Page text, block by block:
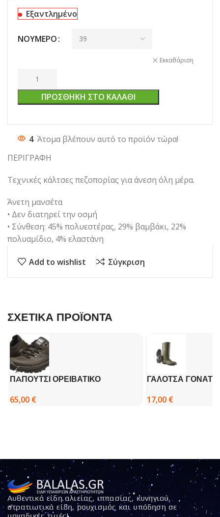
Εξαντλημένο
ΝΟΎΜΕΡΟ
Εκκαθάριση
ΠΡΟΣΘΉΚΗ ΣΤΟ ΚΑΛΆΘΙ
4 Άτομα βλέπουν αυτό το προϊόν τώρα!
ΠΕΡΙΓΡΑΦΗ
Τεχνικές κάλτσες πεζοπορίας για άνεση όλη μέρα.
Άνετη μανσέτα
• Δεν διατηρεί την οσμή
• Σύνθεση: 45% πολυεστέρας, 29% βαμβάκι, 22%
πολυαμίδιο, 4% ελαστάνη
Add to wishlist Σύγκριση
ΣΧΕΤΙΚΑ ΠΡΟΪΟΝΤΑ
ΠAΠΟΥΤΣΙ ΟΡΕΙΒΑΤΙΚΟ
65,00 €
ΓΑΛΟΤΣΑ
17,00 €
Αυθεντικά είδη αλιείας, ιππασίας, κυνηγιού,
στρατιωτικά είδη, ρουχισμός και υπόδηση σε